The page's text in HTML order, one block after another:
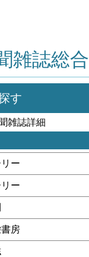
雑誌総
す
雑誌詳細
ー
ー
房